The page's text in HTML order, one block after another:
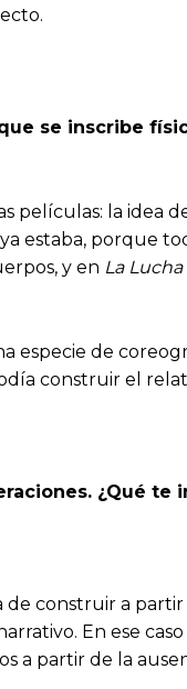
se inscribe
películas: la idea
estaba, porque
y en La Lucha
de
construir el
¿Qué te
construir a
En ese
a partir de la